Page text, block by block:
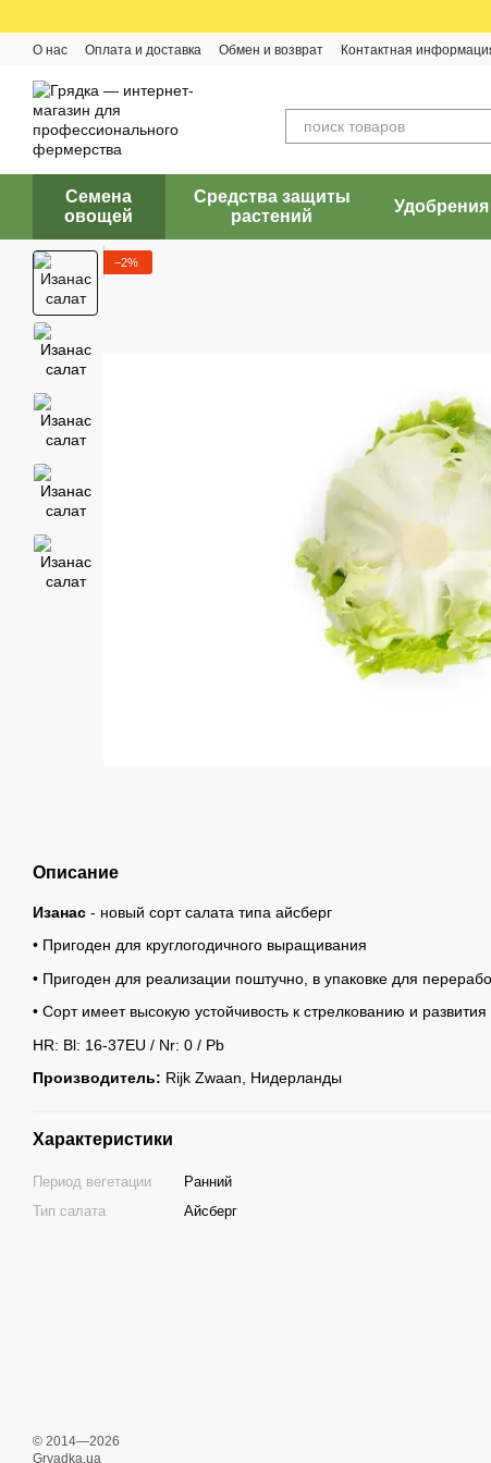
О нас Оплата и доставка Обмен и возврат Контактная
Семена
овощей
Средства защиты
растений
Удобрения
−2%
Описание
Изанас - новый сорт салата типа айсберг
• Пригоден для круглогодичного выращивания
• Пригоден для реализации поштучно, в упаковке для
• Сорт имеет высокую устойчивость к стрелкованию и развития
HR: Bl: 16-37EU / Nr: 0 / Pb
Производитель: Rijk Zwaan, Нидерланды
Характеристики
Период вегетации
Ранний
Тип салата
Айсберг
© 2014—2026
Gryadka.ua